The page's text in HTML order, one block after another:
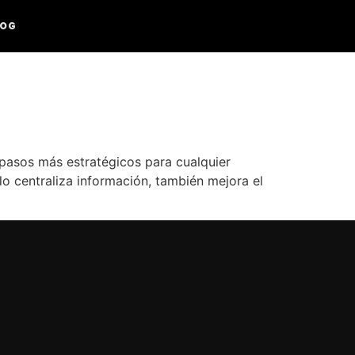
más estratégicos para cualquier
centraliza información, también mejora el